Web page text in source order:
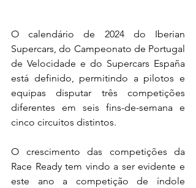
O calendário de 2024 do Iberian
Supercars, do Campeonato de Portugal
de Velocidade e do Supercars España
está definido, permitindo a pilotos e
equipas disputar três competições
diferentes em seis fins-de-semana e
cinco circuitos distintos.
O crescimento das competições da
Race Ready tem vindo a ser evidente e
este ano a competição de índole